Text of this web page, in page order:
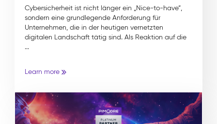
Cybersicherheit ist nicht länger ein „Nice-to-have“,
sondern eine grundlegende Anforderung für
Unternehmen, die in der heutigen vernetzten
digitalen Landschaft tätig sind. Als Reaktion auf die
...
Learn more